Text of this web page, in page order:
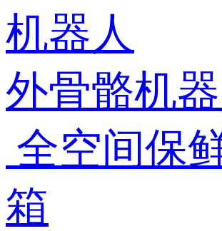
机器人
外骨骼机
全空间保
箱